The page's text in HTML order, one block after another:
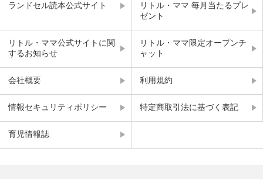
ランドセル読本公式サイト
リトル・ママ 毎月当たるプレ
ゼント
リトル・ママ公式サイトに関
するお知らせ
リトル・ママ限定オープンチ
ャット
会社概要 利用規約
情報セキュリティポリシー 特定商取引法に基づく表記
育児情報誌